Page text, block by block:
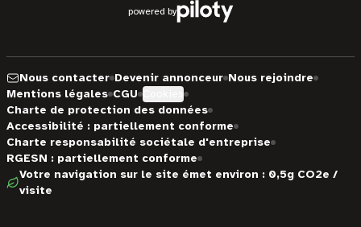
powered by
Nous contacter Devenir annonceur Nous rejoindre
Mentions légales CGU
Charte de protection des données
Accessibilité : partiellement conforme
Charte responsabilité sociétale d'entreprise
RGESN : partiellement conforme
Votre navigation sur le site émet environ : 0,5g CO2e /
visite